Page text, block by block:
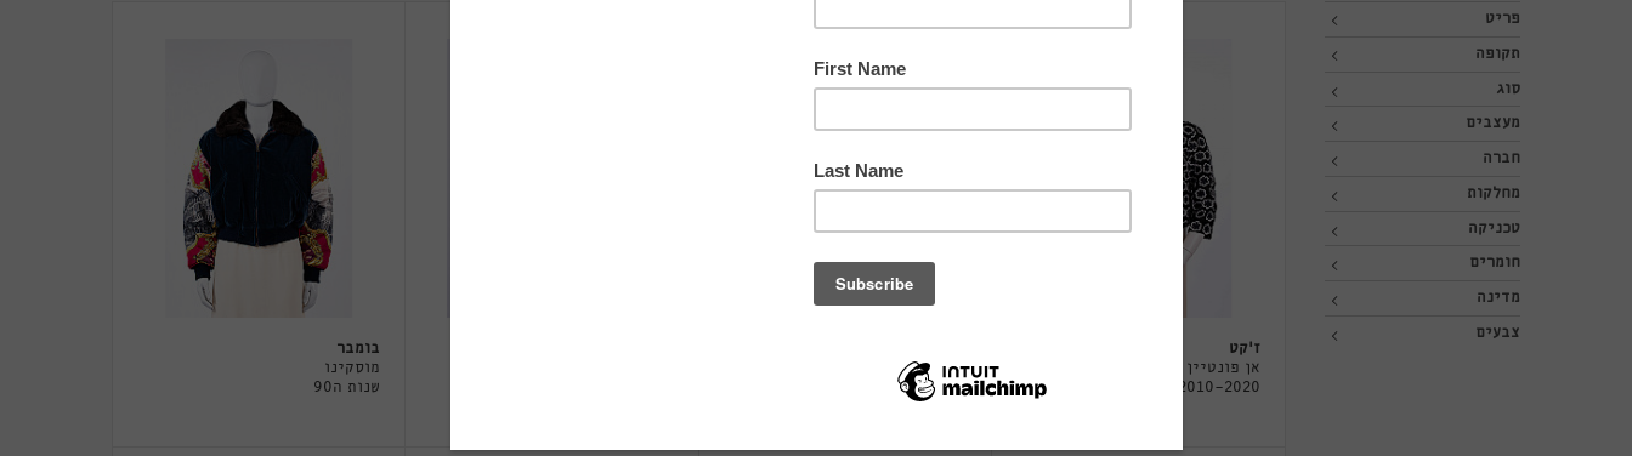
פריט
תקופה
סוג
מעצבים
חברה
מחלקות
טכניקה
חומרים
מדינה
צבעים
ז'קט
אן פונטיין
2010-2020
Ozbek
שנת 2000 בקירוב
בומבר
מוסקינו
שנות ה90